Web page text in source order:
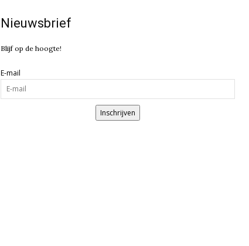
Nieuwsbrief
Blijf op de hoogte!
E-mail
Inschrijven